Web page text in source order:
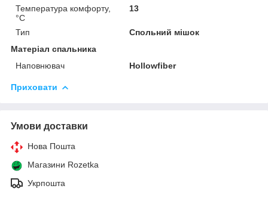
Температура комфорту,
°C
13
Тип
Спольний мішок
Матеріал спальника
Наповнювач
Hollowfiber
Приховати
Умови доставки
Нова Пошта
Магазини Rozetka
Укрпошта